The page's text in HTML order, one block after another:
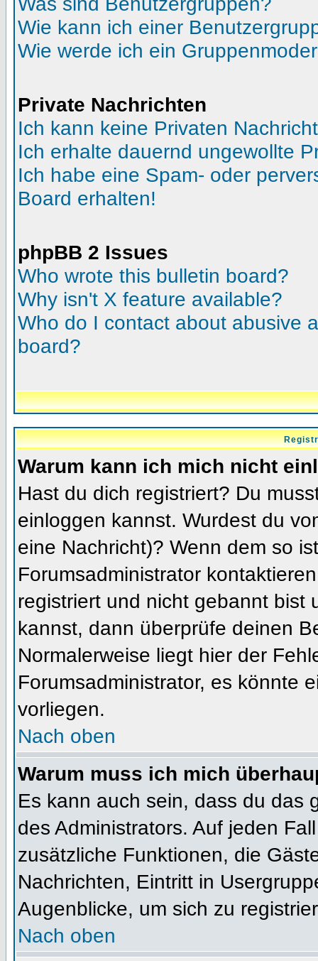
Wie kann ich einer
Wie werde ich ein
Private Nachrichten
Ich kann keine Privaten
Ich erhalte dauernd ungewollte
Ich habe eine Spam- oder
Board erhalten!
phpBB 2 Issues
Who wrote this bulletin board?
Why isn't X feature available?
Who do I contact about abusive
board?
Warum kann ich mich nicht
Hast du dich registriert? Du
einloggen kannst. Wurdest du
eine Nachricht)? Wenn dem so
Forumsadministrator
registriert und nicht gebannt bist
kannst, dann überprüfe deinen
Normalerweise liegt hier der
Forumsadministrator, es könnte
vorliegen.
Nach oben
Warum muss ich mich
Es kann auch sein, dass du das
des Administrators. Auf jeden
zusätzliche Funktionen, die
Nachrichten, Eintritt in
Augenblicke, um sich zu
Nach oben